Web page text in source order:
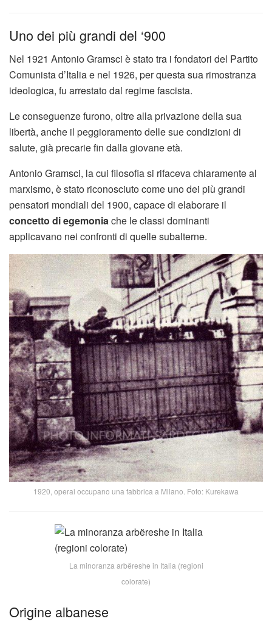
Uno dei più grandi del ‘900
Nel 1921 Antonio Gramsci è stato tra i fondatori del Partito
Comunista d’Italia e nel 1926, per questa sua rimostranza
ideologica, fu arrestato dal regime fascista.
Le conseguenze furono, oltre alla privazione della sua
libertà, anche il peggioramento delle sue condizioni di
salute, già precarie fin dalla giovane età.
Antonio Gramsci, la cui filosofia si rifaceva chiaramente al
marxismo, è stato riconosciuto come uno dei più grandi
pensatori mondiali del 1900, capace di elaborare il
concetto di egemoniache le classi dominanti
applicavano nei confronti di quelle subalterne.
1920, operai occupano una fabbrica a Milano. Foto: Kurekawa
La minoranza arbëreshe in Italia (regioni
colorate)
Origine albanese